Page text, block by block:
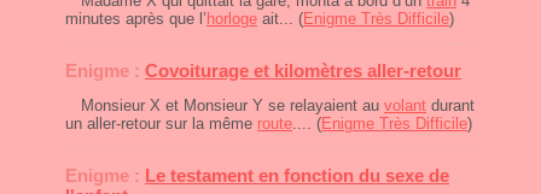
minutes après que l’ horloge ait... (Enigme Très Difficile)
Enigme : Covoiturage et kilomètres aller-retour
Monsieur X et Monsieur Y se relayaient au volant durant
un aller-retour sur la même route.... (Enigme Très Difficile)
Enigme : Le testament en fonction du sexe de